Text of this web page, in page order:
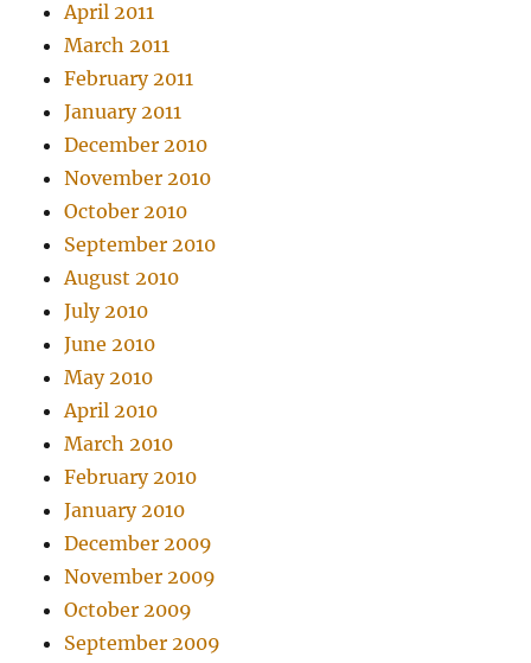
April 2011
March 2011
February 2011
January 2011
December 2010
November 2010
October 2010
September 2010
August 2010
July 2010
June 2010
May 2010
April 2010
March 2010
February 2010
January 2010
December 2009
November 2009
October 2009
September 2009